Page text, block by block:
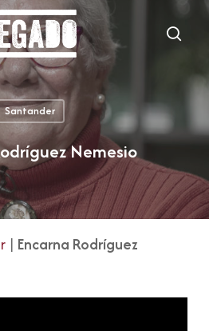
Santander
Nemesio
| Encarna Rodríguez